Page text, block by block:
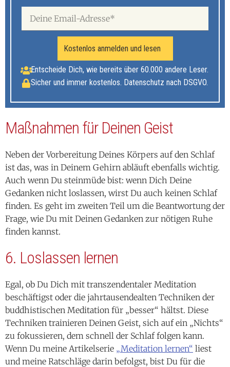
Kostenlos anmelden und lesen
Entscheide Dich, wie bereits über 60.000 andere Leser.
Sicher und immer kostenlos. Datenschutz nach DSGVO.
Maßnahmen für Deinen Geist
ist das, was in Deinem Gehirn abläuft ebenfalls wichtig.
Gedanken nicht loslassen, wirst Du auch keinen Schlaf
finden. Es geht im zweiten Teil um die Beantwortung der
Frage, wie Du mit Deinen Gedanken zur nötigen Ruhe
finden kannst.
6. Loslassen lernen
beschäftigst oder die jahrtausendealten Techniken der
Techniken trainieren Deinen Geist, sich auf ein „Nichts“
zu fokussieren, dem schnell der Schlaf folgen kann.
Wenn Du meine Artikelserie„Meditation lernen“liest
und meine Ratschläge darin befolgst, bist Du für die
Qualität Deines Schlafes einen großen Schritt weiter.
Meditation hilft Dir auch auf dem Weg zu gedanklicher
Freiheit.